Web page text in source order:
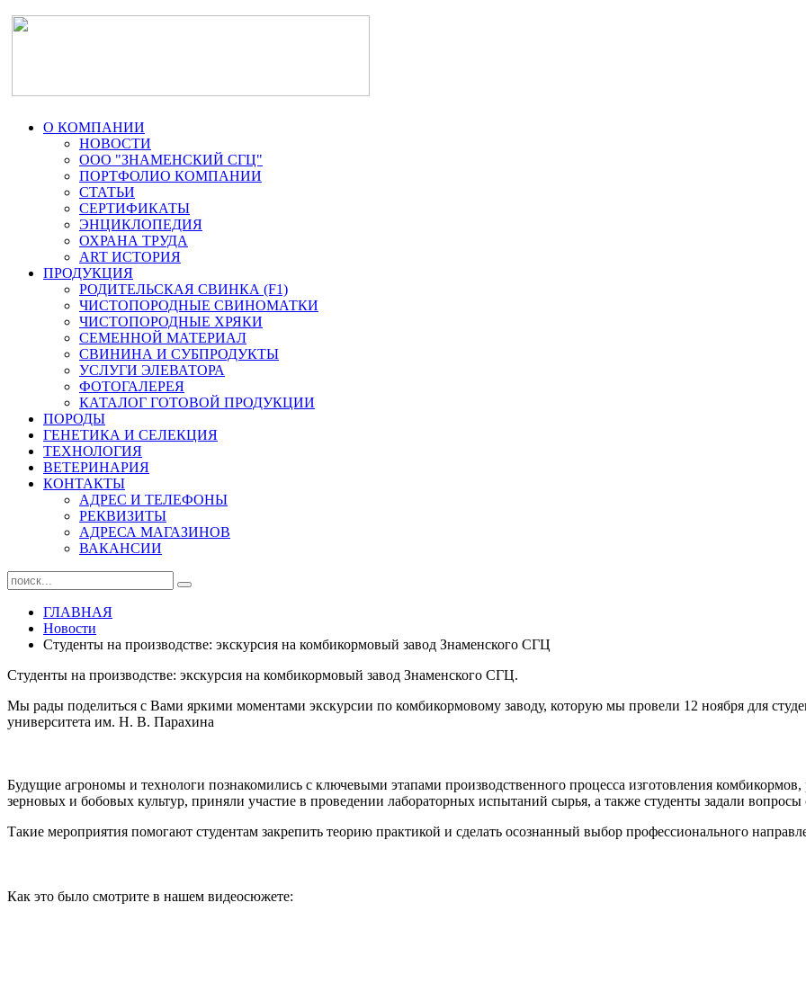
О КОМПАНИИ
НОВОСТИ
ООО "ЗНАМЕНСКИЙ СГЦ"
ПОРТФОЛИО КОМПАНИИ
СТАТЬИ
СЕРТИФИКАТЫ
ЭНЦИКЛОПЕДИЯ
ОХРАНА ТРУДА
ART ИСТОРИЯ
ПРОДУКЦИЯ
РОДИТЕЛЬСКАЯ СВИНКА (F1)
ЧИСТОПОРОДНЫЕ СВИНОМАТКИ
ЧИСТОПОРОДНЫЕ ХРЯКИ
СЕМЕННОЙ МАТЕРИАЛ
СВИНИНА И СУБПРОДУКТЫ
УСЛУГИ ЭЛЕВАТОРА
ФОТОГАЛЕРЕЯ
КАТАЛОГ ГОТОВОЙ ПРОДУКЦИИ
ПОРОДЫ
ГЕНЕТИКА И СЕЛЕКЦИЯ
ТЕХНОЛОГИЯ
ВЕТЕРИНАРИЯ
КОНТАКТЫ
АДРЕС И ТЕЛЕФОНЫ
РЕКВИЗИТЫ
АДРЕСА МАГАЗИНОВ
ВАКАНСИИ
ГЛАВНАЯ
Новости
Студенты на производстве: экскурсия на комбикормовый завод Знаменского СГЦ
Студенты на производстве: экскурсия на комбикормовый завод Знаменского СГЦ.
Мы рады поделиться с Вами яркими моментами экскурсии по комбикормовому заводу, которую мы провели 12 ноября для
университета им. Н. В. Парахина
Будущие агрономы и технологи познакомились с ключевыми этапами производственного процесса изготовления комбикормов,
зерновых и бобовых культур, приняли участие в проведении лабораторных испытаний сырья, а также студенты задали вопросы
Такие мероприятия помогают студентам закрепить теорию практикой и сделать осознанный выбор профессионального
Как это было смотрите в нашем видеосюжете: